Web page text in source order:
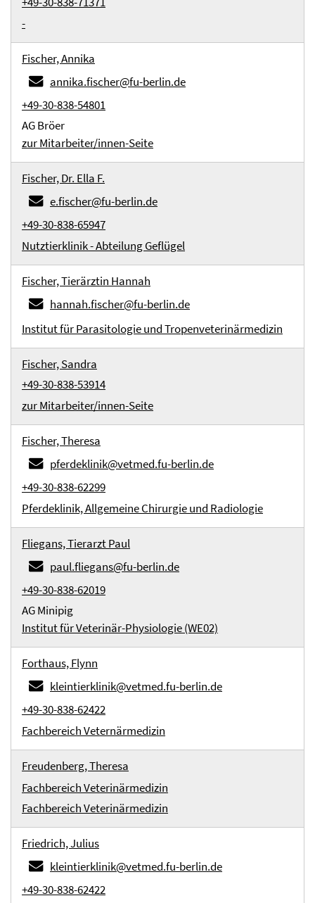
-
Fischer, Annika
annika.fischer@fu-berlin.de
+49-30-838-54801
AG Bröer
zur Mitarbeiter/innen-Seite
Fischer, Dr. Ella F.
e.fischer@fu-berlin.de
+49-30-838-65947
Nutztierklinik - Abteilung Geflügel
Fischer, Tierärztin Hannah
hannah.fischer@fu-berlin.de
Institut für Parasitologie und Tropenveterinärmedizin
Fischer, Sandra
+49-30-838-53914
zur Mitarbeiter/innen-Seite
Fischer, Theresa
pferdeklinik@vetmed.fu-berlin.de
+49-30-838-62299
Pferdeklinik, Allgemeine Chirurgie und Radiologie
Fliegans, Tierarzt Paul
paul.fliegans@fu-berlin.de
+49-30-838-62019
AG Minipig
Institut für Veterinär-Physiologie (WE02)
Forthaus, Flynn
kleintierklinik@vetmed.fu-berlin.de
+49-30-838-62422
Fachbereich Veternärmedizin
Freudenberg, Theresa
Fachbereich Veterinärmedizin
Fachbereich Veterinärmedizin
Friedrich, Julius
kleintierklinik@vetmed.fu-berlin.de
+49-30-838-62422